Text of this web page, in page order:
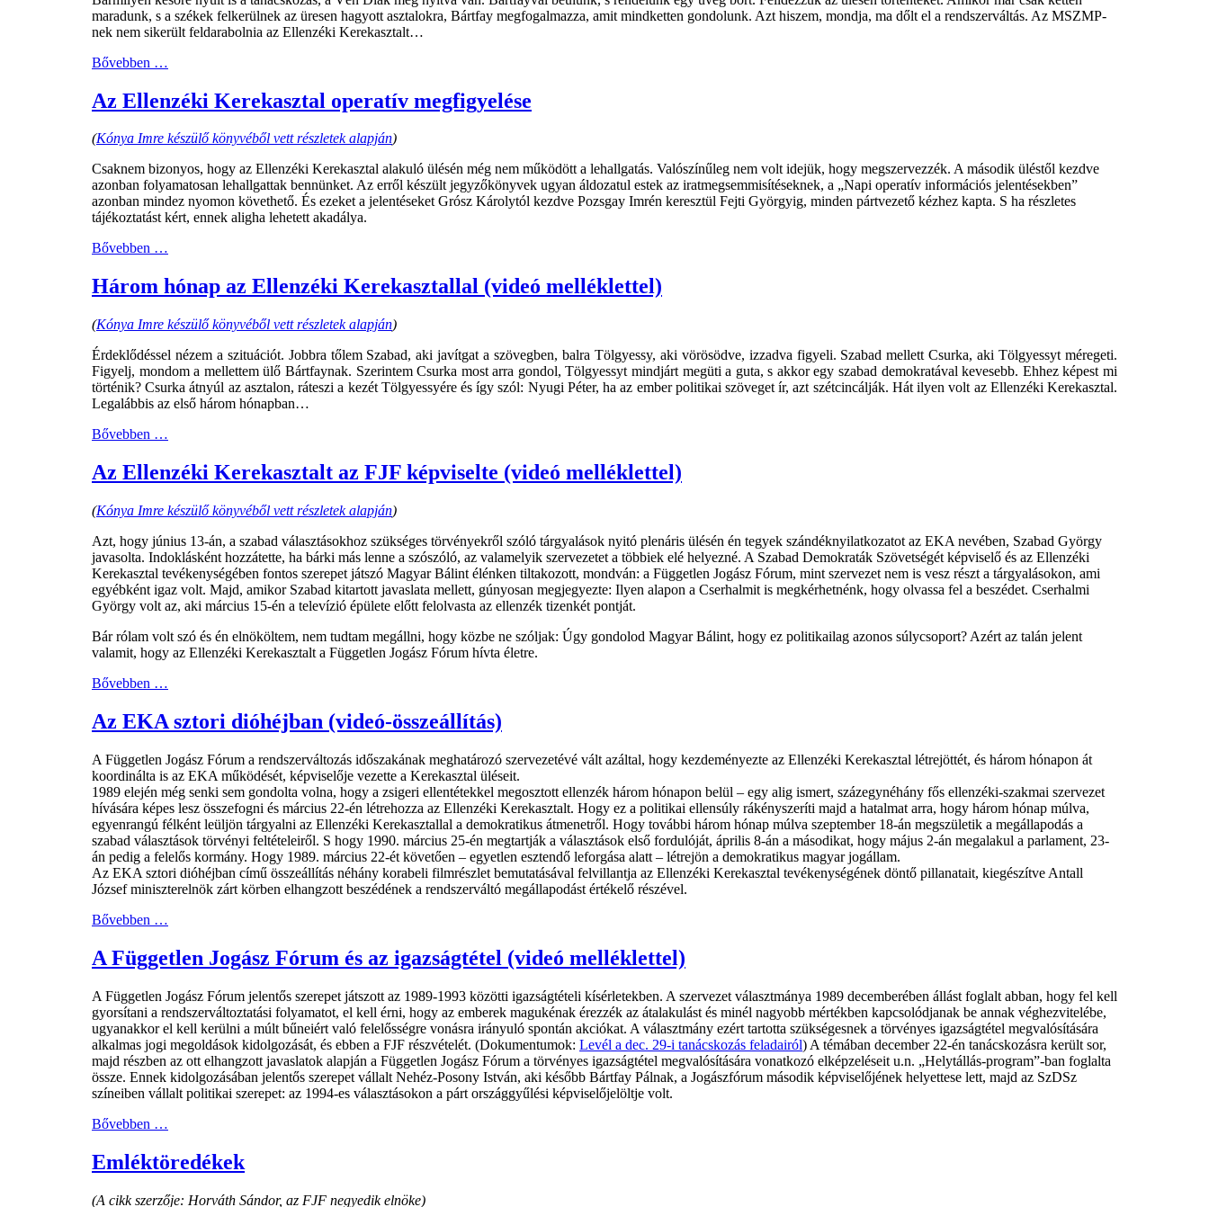
maradunk, s a székek felkerülnek az üresen hagyott asztalokra, Bártfay megfogalmazza, amit mindketten gondolunk. Azt hiszem, mondja, ma dőlt el a rendszerváltás. Az MSZMP-
nek nem sikerült feldarabolnia az Ellenzéki Kerekasztalt…
Bővebben …
Az Ellenzéki Kerekasztal operatív megfigyelése
(Kónya Imre készülő könyvéből vett részletek alapján)
Csaknem bizonyos, hogy az Ellenzéki Kerekasztal alakuló ülésén még nem működött a lehallgatás. Valószínűleg nem volt idejük, hogy megszervezzék. A második üléstől kezdve
azonban folyamatosan lehallgattak bennünket. Az erről készült jegyzőkönyvek ugyan áldozatul estek az iratmegsemmisítéseknek, a „Napi operatív információs jelentésekben”
azonban mindez nyomon követhető. És ezeket a jelentéseket Grósz Károlytól kezdve Pozsgay Imrén keresztül Fejti Györgyig, minden pártvezető kézhez kapta. S ha részletes
tájékoztatást kért, ennek aligha lehetett akadálya.
Bővebben …
Három hónap az Ellenzéki Kerekasztallal (videó melléklettel)
(Kónya Imre készülő könyvéből vett részletek alapján)
Érdeklődéssel nézem a szituációt. Jobbra tőlem Szabad, aki javítgat a szövegben, balra Tölgyessy, aki vörösödve, izzadva figyeli. Szabad mellett Csurka, aki Tölgyessyt méregeti.
Figyelj, mondom a mellettem ülő Bártfaynak. Szerintem Csurka most arra gondol, Tölgyessyt mindjárt megüti a guta, s akkor egy szabad demokratával kevesebb. Ehhez képest mi
történik? Csurka átnyúl az asztalon, ráteszi a kezét Tölgyessyére és így szól: Nyugi Péter, ha az ember politikai szöveget ír, azt szétcincálják. Hát ilyen volt az Ellenzéki Kerekasztal.
Legalábbis az első három hónapban…
Bővebben …
Az Ellenzéki Kerekasztalt az FJF képviselte (videó melléklettel)
(Kónya Imre készülő könyvéből vett részletek alapján)
Azt, hogy június 13-án, a szabad választásokhoz szükséges törvényekről szóló tárgyalások nyitó plenáris ülésén én tegyek szándéknyilatkozatot az EKA nevében, Szabad György
javasolta. Indoklásként hozzátette, ha bárki más lenne a szószóló, az valamelyik szervezetet a többiek elé helyezné. A Szabad Demokraták Szövetségét képviselő és az Ellenzéki
Kerekasztal tevékenységében fontos szerepet játszó Magyar Bálint élénken tiltakozott, mondván: a Független Jogász Fórum, mint szervezet nem is vesz részt a tárgyalásokon, ami
egyébként igaz volt. Majd, amikor Szabad kitartott javaslata mellett, gúnyosan megjegyezte: Ilyen alapon a Cserhalmit is megkérhetnénk, hogy olvassa fel a beszédet. Cserhalmi
György volt az, aki március 15-én a televízió épülete előtt felolvasta az ellenzék tizenkét pontját.
Bár rólam volt szó és én elnököltem, nem tudtam megállni, hogy közbe ne szóljak: Úgy gondolod Magyar Bálint, hogy ez politikailag azonos súlycsoport? Azért az talán jelent
valamit, hogy az Ellenzéki Kerekasztalt a Független Jogász Fórum hívta életre.
Bővebben …
Az EKA sztori dióhéjban (videó-összeállítás)
A Független Jogász Fórum a rendszerváltozás időszakának meghatározó szervezetévé vált azáltal, hogy kezdeményezte az Ellenzéki Kerekasztal létrejöttét, és három hónapon át
koordinálta is az EKA működését, képviselője vezette a Kerekasztal üléseit.
1989 elején még senki sem gondolta volna, hogy a zsigeri ellentétekkel megosztott ellenzék három hónapon belül – egy alig ismert, százegynéhány fős ellenzéki-szakmai szervezet
hívására képes lesz összefogni és március 22-én létrehozza az Ellenzéki Kerekasztalt. Hogy ez a politikai ellensúly rákényszeríti majd a hatalmat arra, hogy három hónap múlva,
egyenrangú félként leüljön tárgyalni az Ellenzéki Kerekasztallal a demokratikus átmenetről. Hogy további három hónap múlva szeptember 18-án megszületik a megállapodás a
szabad választások törvényi feltételeiről. S hogy 1990. március 25-én megtartják a választások első fordulóját, április 8-án a másodikat, hogy május 2-án megalakul a parlament, 23-
án pedig a felelős kormány. Hogy 1989. március 22-ét követően – egyetlen esztendő leforgása alatt – létrejön a demokratikus magyar jogállam.
Az EKA sztori dióhéjban című összeállítás néhány korabeli filmrészlet bemutatásával felvillantja az Ellenzéki Kerekasztal tevékenységének döntő pillanatait, kiegészítve Antall
József miniszterelnök zárt körben elhangzott beszédének a rendszerváltó megállapodást értékelő részével.
Bővebben …
A Független Jogász Fórum és az igazságtétel (videó melléklettel)
A Független Jogász Fórum jelentős szerepet játszott az 1989-1993 közötti igazságtételi kísérletekben. A szervezet választmánya 1989 decemberében állást foglalt abban, hogy fel kell
gyorsítani a rendszerváltoztatási folyamatot, el kell érni, hogy az emberek magukénak érezzék az átalakulást és minél nagyobb mértékben kapcsolódjanak be annak véghezvitelébe,
ugyanakkor el kell kerülni a múlt bűneiért való felelősségre vonásra irányuló spontán akciókat. A választmány ezért tartotta szükségesnek a törvényes igazságtétel megvalósítására
alkalmas jogi megoldások kidolgozását, és ebben a FJF részvételét. (Dokumentumok: Levél a dec. 29-i tanácskozás feladairól) A témában december 22-én tanácskozásra került sor,
majd részben az ott elhangzott javaslatok alapján a Független Jogász Fórum a törvényes igazságtétel megvalósítására vonatkozó elképzeléseit u.n. „Helytállás-program”-ban foglalta
össze. Ennek kidolgozásában jelentős szerepet vállalt Nehéz-Posony István, aki később Bártfay Pálnak, a Jogászfórum második képviselőjének helyettese lett, majd az SzDSz
színeiben vállalt politikai szerepet: az 1994-es választásokon a párt országgyűlési képviselőjelöltje volt.
Bővebben …
Emléktöredékek
(A cikk szerzője: Horváth Sándor, az FJF negyedik elnöke)